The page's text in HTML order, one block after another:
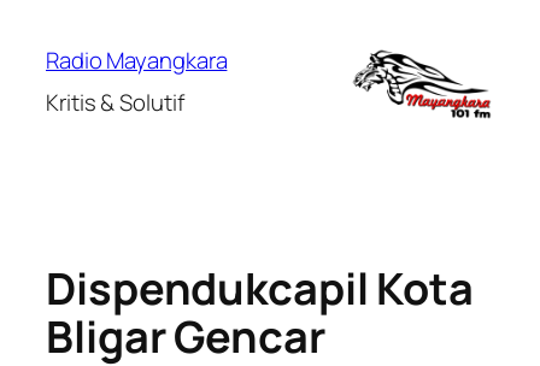
Radio Mayangkara
Kritis & Solutif
Dispendukcapil Kota
Bligar Gencar